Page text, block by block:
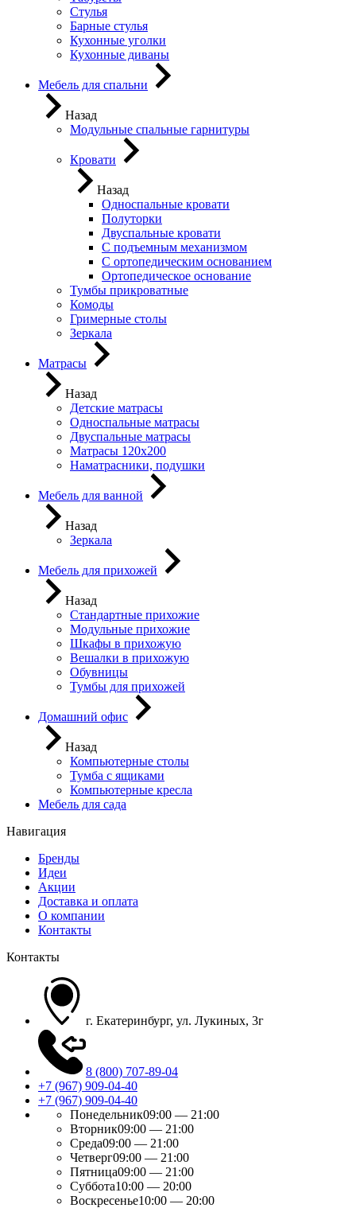
Стулья
Барные стулья
Кухонные уголки
Кухонные диваны
Мебель для спальни
Назад
Модульные спальные гарнитуры
Кровати
Назад
Односпальные кровати
Полуторки
Двуспальные кровати
С подъемным механизмом
С ортопедическим основанием
Ортопедическое основание
Тумбы прикроватные
Комоды
Гримерные столы
Зеркала
Матрасы
Назад
Детские матрасы
Односпальные матрасы
Двуспальные матрасы
Матрасы 120х200
Наматрасники, подушки
Мебель для ванной
Назад
Зеркала
Мебель для прихожей
Назад
Стандартные прихожие
Модульные прихожие
Шкафы в прихожую
Вешалки в прихожую
Обувницы
Тумбы для прихожей
Домашний офис
Назад
Компьютерные столы
Тумба с ящиками
Компьютерные кресла
Мебель для сада
Навигация
Бренды
Идеи
Акции
Доставка и оплата
О компании
Контакты
Контакты
г. Екатеринбург, ул. Лукиных, 3г
8 (800) 707-89-04
+7 (967) 909-04-40
+7 (967) 909-04-40
Понедельник09:00 — 21:00
Вторник09:00 — 21:00
Среда09:00 — 21:00
Четверг09:00 — 21:00
Пятница09:00 — 21:00
Суббота10:00 — 20:00
Воскресенье10:00 — 20:00